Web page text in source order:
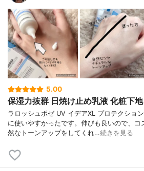
5.00
保湿力抜群 日焼け止め乳液 化粧下地
ラロッシュポゼ UV イデアXL プロテクショ
に使いやすかったです。伸びも良いので、コ
然なトーンアップをしてくれ…続きを見る